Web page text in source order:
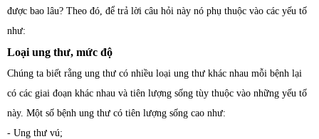
được bao lâu? Theo đó, để trả lời câu hỏi này nó phụ thuộc vào các yếu tố
như:
Loại ung thư, mức độ
Chúng ta biết rằng ung thư có nhiều loại ung thư khác nhau mỗi bệnh lại
có các giai đoạn khác nhau và tiên lượng sống tùy thuộc vào những yếu tố
này. Một số bệnh ung thư có tiên lượng sống cao như:
- Ung thư vú;